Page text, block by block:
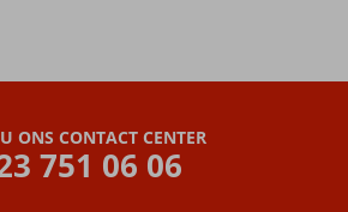
ONS CONTACT CENTER
751 06 06